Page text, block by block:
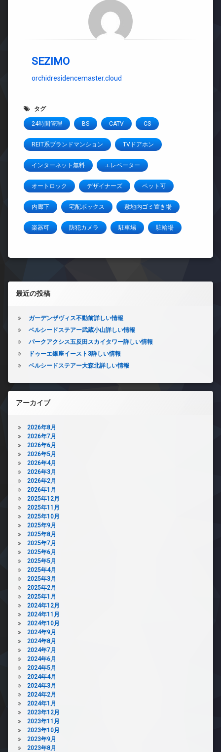
SEZIMO
orchidresidencemaster.cloud
タグ
24時間管理 BS CATV CS
REIT系ブランドマンション TVドアホン
インターネット無料 エレベーター
オートロック デザイナーズ ペット可
内廊下 宅配ボックス 敷地内ゴミ置き場
楽器可 防犯カメラ 駐車場 駐輪場
左サイドバー
最近の投稿
ガーデンザヴィス不動前詳しい情報
ベルシードステアー武蔵小山詳しい情報
パークアクシス五反田スカイタワー詳しい情報
ドゥーエ銀座イースト3詳しい情報
ベルシードステアー大森北詳しい情報
アーカイブ
2026年8月
2026年7月
2026年6月
2026年5月
2026年4月
2026年3月
2026年2月
2026年1月
2025年12月
2025年11月
2025年10月
2025年9月
2025年8月
2025年7月
2025年6月
2025年5月
2025年4月
2025年3月
2025年2月
2025年1月
2024年12月
2024年11月
2024年10月
2024年9月
2024年8月
2024年7月
2024年6月
2024年5月
2024年4月
2024年3月
2024年2月
2024年1月
2023年12月
2023年11月
2023年10月
2023年9月
2023年8月